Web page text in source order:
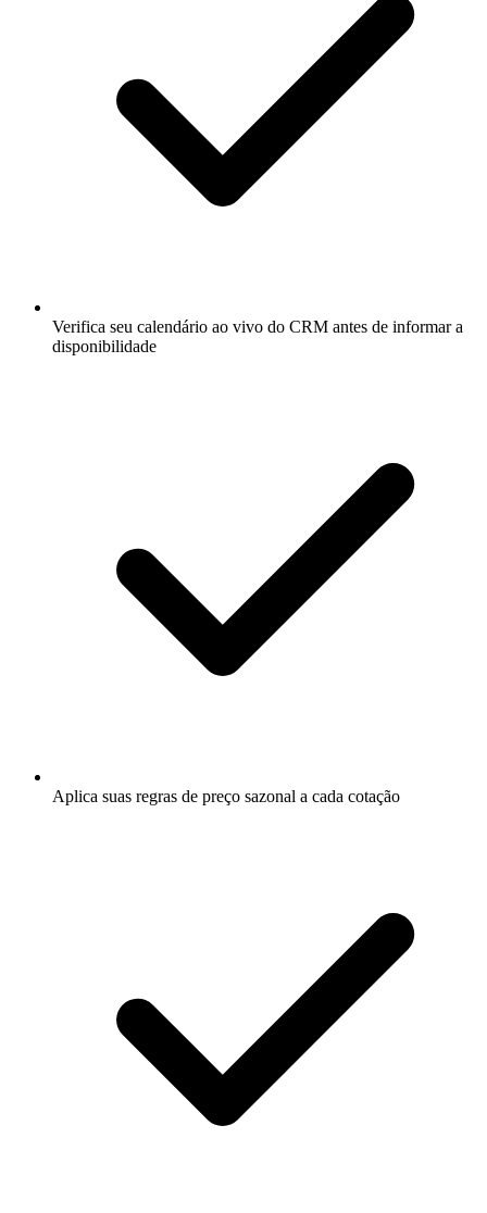
Verifica seu calendário ao vivo do CRM antes de informar a
disponibilidade
Aplica suas regras de preço sazonal a cada cotação